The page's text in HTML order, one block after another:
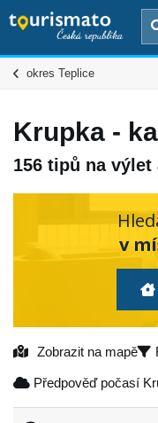
okres Teplice
Krupka -
156 tipů na výlet
v
Zobrazit na mapě
Předpověď počasí